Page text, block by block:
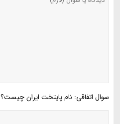
سوال اتفاقی: نام پایتخت ایران چیست؟